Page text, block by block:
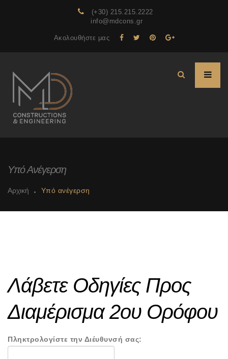
(+30) 215.215.2222
info@mdcons.gr
Ακολουθήστε μας
Υπό Ανέγερση
Αρχική Υπό ανέγερση
Λάβετε Οδηγίες Προς
Διαμέρισμα 2ου Ορόφου
Πληκτρολογίστε την Διέυθυνσή σας: